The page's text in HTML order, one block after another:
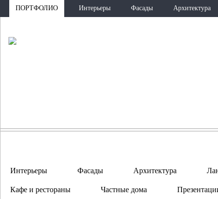
ПОРТФОЛИО Интерьеры Фасады Архитектура
Интерьеры Фасады Архитектура
Кафе и рестораны Частные дома